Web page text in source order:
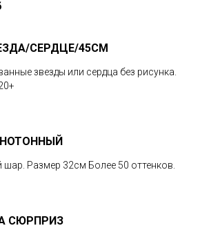
CЕРДЦЕ/45СМ
звезды или сердца без рисунка.
шар. Размер 32см Более 50 оттенков.
СЮРПРИЗ